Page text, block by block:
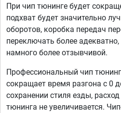
При чип тюнинге будет
подхват будет значительно
оборотов, коробка передач
переключать более адекватно,
намного более отзывчивой.
Профессиональный чип тюнинг
сокращает время разгона с 0
сохранении стиля езды,
тюнинга не увеличивается.